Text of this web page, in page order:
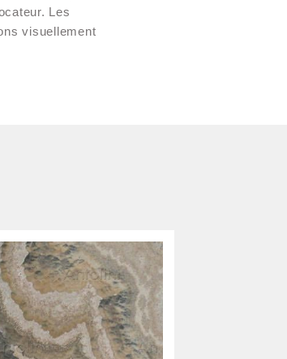
Les
visuellement